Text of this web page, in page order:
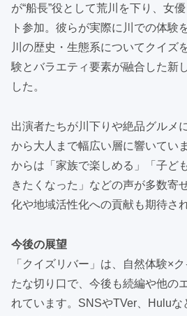
が“船長”役として荒川を下り、女
ト参加。彼らが実際に川での体験
川の歴史・生態系についてクイズ
験とバラエティ要素が融合した新
した。
出演者たちが川下りや絶品グルメ
から大人まで幅広い層に響いてい
からは「家族で楽しめる」「子ど
きたくなった」などの声が多数寄
化や地域活性化への貢献も期待さ
今後の展望
「クイズリバー」は、自然体験×
たな切り口で、今後も続編や他の
れています。SNSやTVer、Huluな